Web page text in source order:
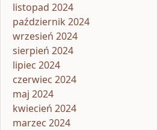
listopad 2024
październik 2024
wrzesień 2024
sierpień 2024
lipiec 2024
czerwiec 2024
maj 2024
kwiecień 2024
marzec 2024